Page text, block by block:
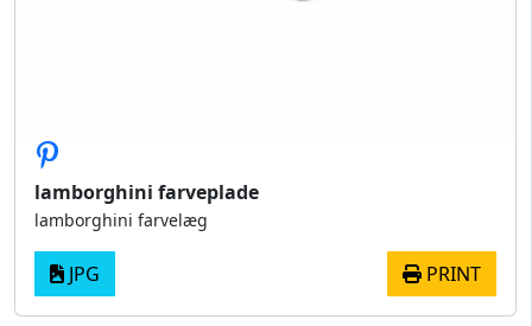
lamborghini farveplade
lamborghini farvelæg
JPG PRINT